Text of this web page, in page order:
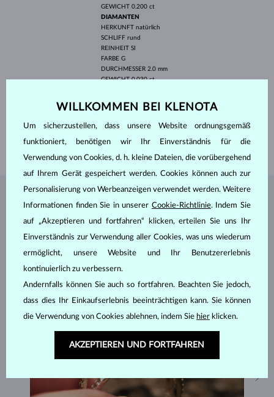
GEWICHT 0.200 ct
DIAMANTEN
HERKUNFT natürlich
SCHLIFF rund
REINHEIT SI
FARBE G
DURCHMESSER 2.0 mm
GEWICHT0.030 ct
11.50 mm
LÄNGE 420 mm
GEWICHT 1.60 g
SCHMUCK AUS DEMKLENOTA ATELIER
WILLKOMMEN BEI KLENOTA
Um sicherzustellen, dass unsere Website ordnungsgemäß
funktioniert, benötigen wir Ihr Einverständnis für die
Verwendung von Cookies, d. h. kleine Dateien, die vorübergehend
auf Ihrem Gerät gespeichert werden. Cookies können auch zur
Personalisierung von Werbeanzeigen verwendet werden. Weitere
Informationen finden Sie in unserer Cookie-Richtlinie. Indem Sie
auf „Akzeptieren und fortfahren“ klicken, erteilen Sie uns Ihr
Einverständnis zur Verwendung aller Cookies, was uns wiederum
ermöglicht, unsere Website und Ihr Benutzererlebnis
kontinuierlich zu verbessern.
Andernfalls können Sie auch so fortfahren. Beachten Sie jedoch,
dass dies Ihr Einkaufserlebnis beeinträchtigen kann. Sie können
die Verwendung von Cookies ablehnen, indem Sie hier klicken.
AKZEPTIEREN UND FORTFAHREN